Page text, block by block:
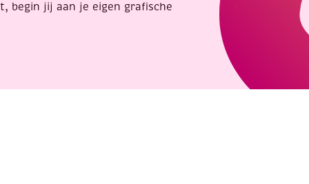
begin jij aan je eigen grafische